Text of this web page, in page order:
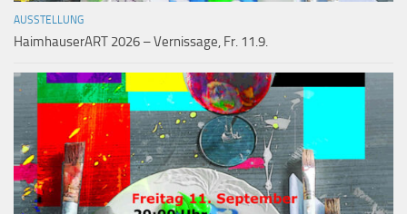
AUSSTELLUNG
HaimhauserART 2026 – Vernissage, Fr. 11.9.